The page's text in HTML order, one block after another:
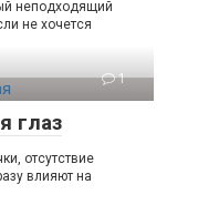
неподходящий
не хочется
1
глаз
отсутствие
влияют на